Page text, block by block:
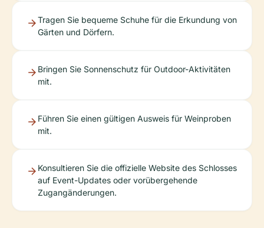
Tragen Sie bequeme Schuhe für die Erkundung von
Gärten und Dörfern.
Bringen Sie Sonnenschutz für Outdoor-Aktivitäten
mit.
Führen Sie einen gültigen Ausweis für Weinproben
mit.
Konsultieren Sie die offizielle Website des Schlosses
auf Event-Updates oder vorübergehende
Zugangänderungen.